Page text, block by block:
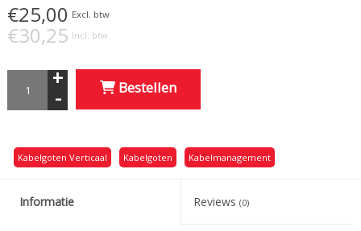
€25,00 Excl. btw
€30,25 Incl. btw
+
- Bestellen
Kabelgoten Verticaal Kabelgoten Kabelmanagement
Informatie Reviews (0)